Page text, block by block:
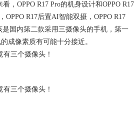
，OPPO R17 Pro的机身设计和OPPO R17
OPPO R17后置AI智能双摄，OPPO R17
国内第二款采用三摄像头的手机，第一
成像素质有可能十分接近。